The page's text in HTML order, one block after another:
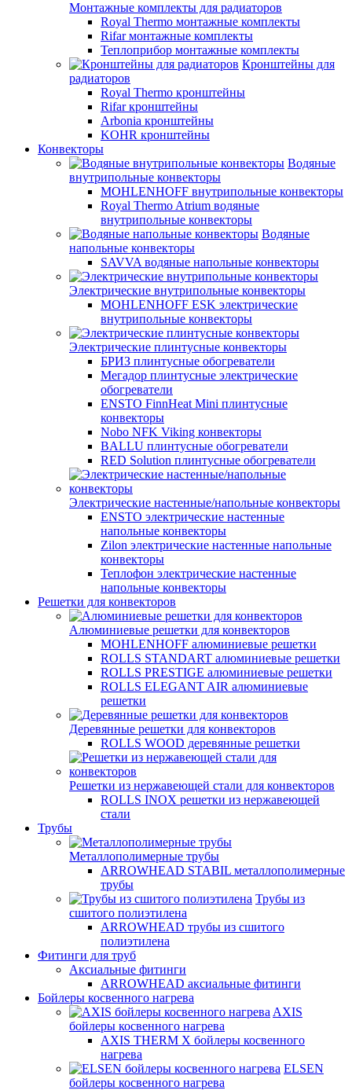
Монтажные комплекты для радиаторов
Royal Thermo монтажные комплекты
Rifar монтажные комплекты
Теплоприбор монтажные комплекты
Кронштейны для
радиаторов
Royal Thermo кронштейны
Rifar кронштейны
Arbonia кронштейны
KOHR кронштейны
Конвекторы
Водяные
внутрипольные конвекторы
MOHLENHOFF внутрипольные конвекторы
Royal Thermo Atrium водяные
внутрипольные конвекторы
Водяные
напольные конвекторы
SAVVA водяные напольные конвекторы
Электрические внутрипольные конвекторы
MOHLENHOFF ESK электрические
внутрипольные конвекторы
Электрические плинтусные конвекторы
БРИЗ плинтусные обогреватели
Мегадор плинтусные электрические
обогреватели
ENSTO FinnHeat Mini плинтусные
конвекторы
Nobo NFK Viking конвекторы
BALLU плинтусные обогреватели
RED Solution плинтусные обогреватели
Электрические настенные/напольные конвекторы
ENSTO электрические настенные
напольные конвекторы
Zilon электрические настенные напольные
конвекторы
Теплофон электрические настенные
напольные конвекторы
Решетки для конвекторов
Алюминиевые решетки для конвекторов
MOHLENHOFF алюминиевые решетки
ROLLS STANDART алюминиевые решетки
ROLLS PRESTIGE алюминиевые решетки
ROLLS ELEGANT AIR алюминиевые
решетки
Деревянные решетки для конвекторов
ROLLS WOOD деревянные решетки
Решетки из нержавеющей стали для конвекторов
ROLLS INOX решетки из нержавеющей
стали
Трубы
Металлополимерные трубы
ARROWHEAD STABIL металлополимерные
трубы
Трубы из
сшитого полиэтилена
ARROWHEAD трубы из сшитого
полиэтилена
Фитинги для труб
Аксиальные фитинги
ARROWHEAD аксиальные фитинги
Бойлеры косвенного нагрева
AXIS
бойлеры косвенного нагрева
AXIS THERM X бойлеры косвенного
нагрева
ELSEN
бойлеры косвенного нагрева